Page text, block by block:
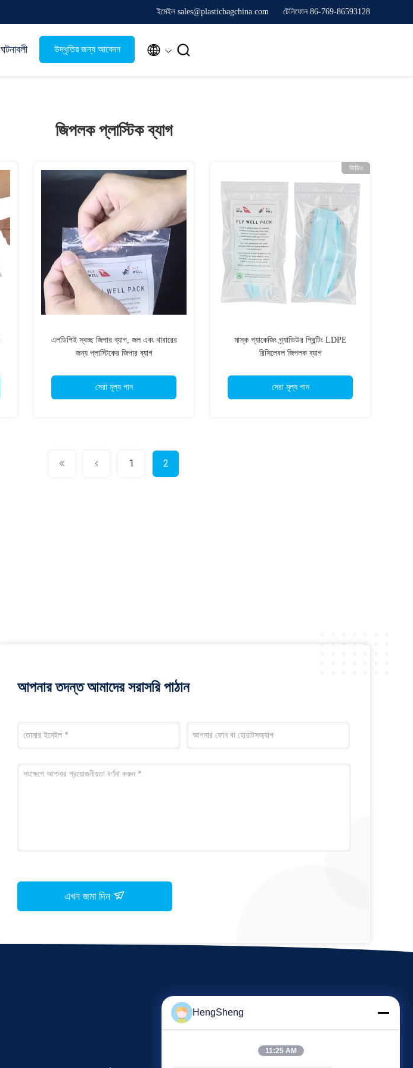
ইমেইল sales@plasticbagchina.com টেলিফোন 86-769-86593128
ঘটনাবলী উদ্ধৃতির জন্য আবেদন  
জিপলক প্লাস্টিক ব্যাগ
এলডিপিই স্বচ্ছ জিপার ব্যাগ, জল এবং খাবারের
জন্য প্লাস্টিকের জিপার ব্যাগ
সেরা মূল্য পান
ভিডিও
মাস্ক প্যাকেজিং গ্র্যাভিউর প্রিন্টিং LDPE
রিসিলেবল জিপলক ব্যাগ
সেরা মূল্য পান
1 2
আপনার তদন্ত আমাদের সরাসরি পাঠান
এখন জমা দিন
HengSheng
11:25 AM